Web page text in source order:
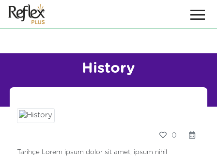
History
0
Tarihçe Lorem ipsum dolor sit amet, ipsum nihil